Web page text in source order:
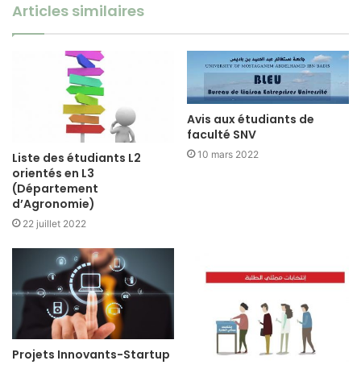
Articles similaires
Liste des étudiants L2
orientés en L3
(Département
d’Agronomie)
22 juillet 2022
Avis aux étudiants de
faculté SNV
10 mars 2022
Projets Innovants-Startup